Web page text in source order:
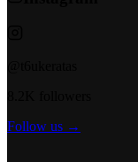
Follow us →